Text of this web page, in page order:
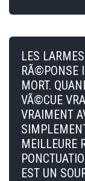
LES
RÃ©PONSE
MORT.
VÃ©CUE
VRAIMENT
MEILLEURE
EST UN